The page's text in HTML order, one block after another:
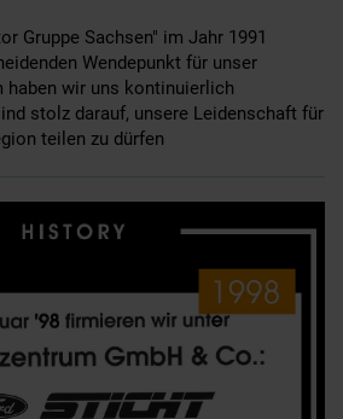
Gruppe Sachsen" im Jahr 1991
Wendepunkt für unser
haben wir uns kontinuierlich
stolz darauf, unsere Leidenschaft für
teilen zu dürfen